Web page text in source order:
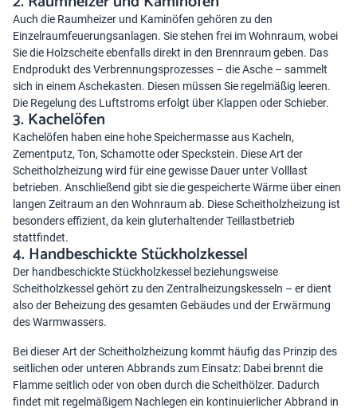
Auch die Raumheizer und Kaminöfen gehören zu den
Einzelraumfeuerungsanlagen. Sie stehen frei im Wohnraum, wobei
Sie die Holzscheite ebenfalls direkt in den Brennraum geben. Das
Endprodukt des Verbrennungsprozesses – die Asche – sammelt
sich in einem Aschekasten. Diesen müssen Sie regelmäßig leeren.
Die Regelung des Luftstroms erfolgt über Klappen oder Schieber.
3. Kachelöfen
Kachelöfen haben eine hohe Speichermasse aus Kacheln,
Zementputz, Ton, Schamotte oder Speckstein. Diese Art der
Scheitholzheizung wird für eine gewisse Dauer unter Volllast
betrieben. Anschließend gibt sie die gespeicherte Wärme über einen
langen Zeitraum an den Wohnraum ab. Diese Scheitholzheizung ist
besonders effizient, da kein gluterhaltender Teillastbetrieb
stattfindet.
4. Handbeschickte Stückholzkessel
Der handbeschickte Stückholzkessel beziehungsweise
Scheitholzkessel gehört zu den Zentralheizungskesseln – er dient
also der Beheizung des gesamten Gebäudes und der Erwärmung
des Warmwassers.
Bei dieser Art der Scheitholzheizung kommt häufig das Prinzip des
seitlichen oder unteren Abbrands zum Einsatz: Dabei brennt die
Flamme seitlich oder von oben durch die Scheithölzer. Dadurch
findet mit regelmäßigem Nachlegen ein kontinuierlicher Abbrand in